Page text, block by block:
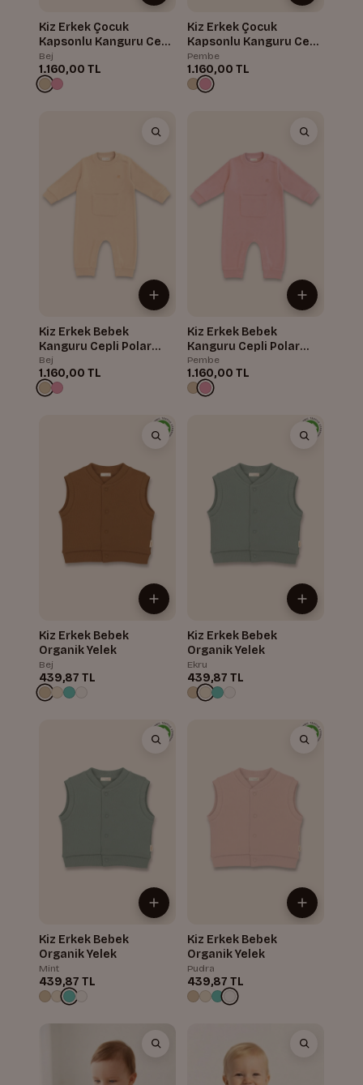
Kiz Erkek Çocuk
Kapsonlu Kanguru Cepli
Polar Ceket
Bej
1.160,00 TL
Kiz Erkek Çocuk
Kapsonlu Kanguru Cepli
Polar Ceket
Pembe
1.160,00 TL
Kiz Erkek Bebek
Kanguru Cepli Polar
Tulum
Bej
1.160,00 TL
Kiz Erkek Bebek
Kanguru Cepli Polar
Tulum
Pembe
1.160,00 TL
Kiz Erkek Bebek
Organik Yelek
Bej
439,87 TL
Kiz Erkek Bebek
Organik Yelek
Ekru
439,87 TL
Kiz Erkek Bebek
Organik Yelek
Mint
439,87 TL
Kiz Erkek Bebek
Organik Yelek
Pudra
439,87 TL